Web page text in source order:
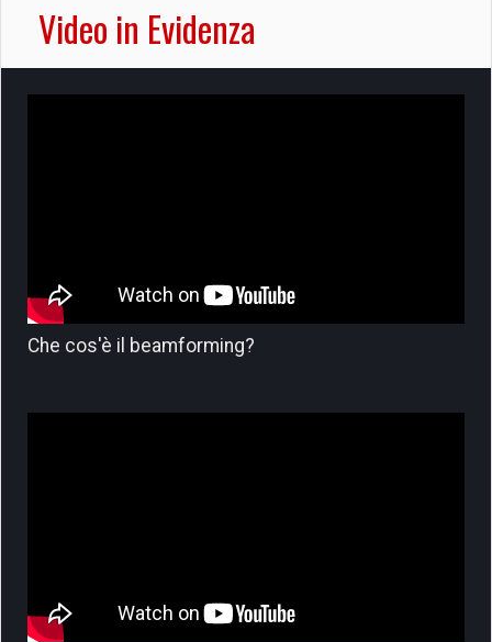
Video in Evidenza
Che cos'è il beamforming?